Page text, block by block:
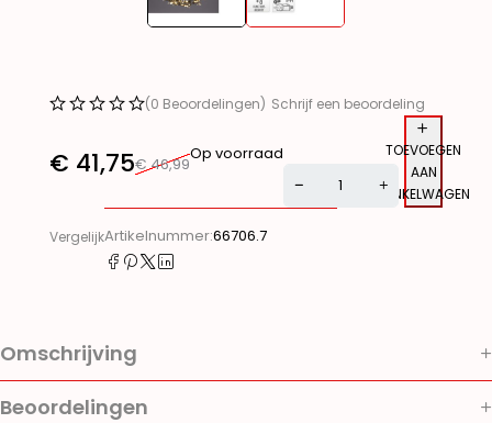
(0 Beoordelingen) Schrijf een beoordeling
€46,99
€ 41,75 Op voorraad
TOEVOEGEN
AAN
WINKELWAGEN
VergelijkArtikelnummer:66706.7
Omschrijving
Beoordelingen